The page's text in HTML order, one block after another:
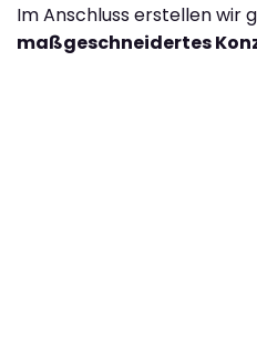
Im Anschluss erstellen wir
maßgeschneidertes